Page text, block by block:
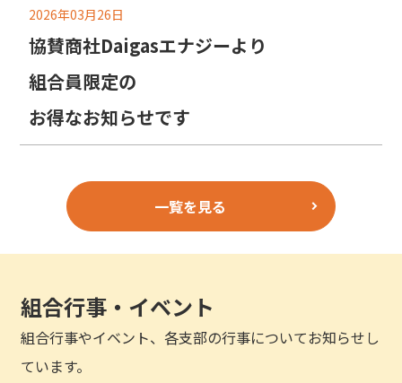
2026年03月26日
協賛商社Daigasエナジーより
組合員限定の
お得なお知らせです
一覧を見る
組合行事・イベント
組合行事やイベント、各支部の行事についてお知らせし
ています。